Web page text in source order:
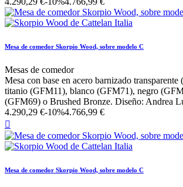
Mesa de comedor Skorpio Wood, sobre modelo C
Mesas de comedor
Mesa con base en acero barnizado
titanio (GFM11), blanco (GFM71), negro
(GFM69) o Brushed Bronze. Diseño: Andrea
4.290,29 €-10%4.766,99 €

Mesa de comedor Skorpio Wood, sobre modelo C